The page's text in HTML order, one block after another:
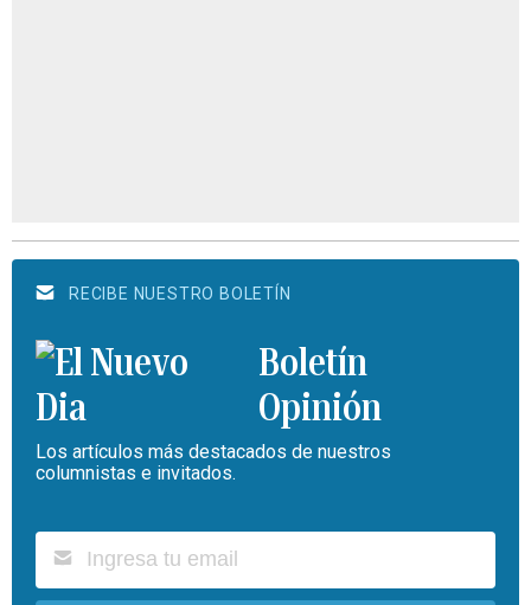
RECIBE NUESTRO BOLETÍN
Boletín
Opinión
Los artículos más destacados de nuestros
columnistas e invitados.